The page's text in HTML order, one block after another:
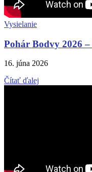
Vysielanie
Pohár Bodvy 2026
16. júna 2026
Čítať ďalej